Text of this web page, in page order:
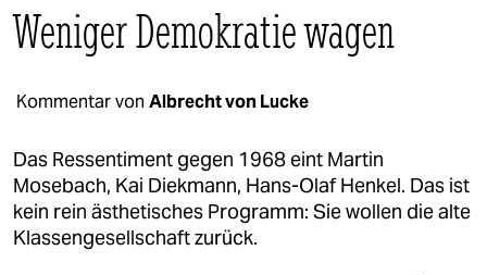
politik
öko
gesellschaft
kultur
sport
Weniger Demokratie wagen
Kommentar von Albrecht von Lucke
Das Ressentiment gegen 1968 eint Martin
Mosebach, Kai Diekmann, Hans-Olaf Henkel. Das ist
kein rein ästhetisches Programm: Sie wollen die alte
Klassengesellschaft zurück.